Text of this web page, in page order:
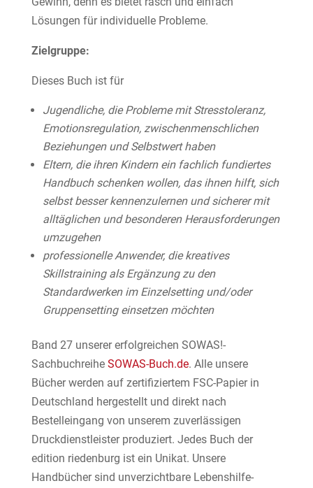
Lösungen für individuelle Probleme.
Zielgruppe:
Dieses Buch ist für
Jugendliche, die Probleme mit Stresstoleranz,
Emotionsregulation, zwischenmenschlichen
Beziehungen und Selbstwert haben
Eltern, die ihren Kindern ein fachlich fundiertes
Handbuch schenken wollen, das ihnen hilft, sich
selbst besser kennenzulernen und sicherer mit
alltäglichen und besonderen Herausforderungen
umzugehen
professionelle Anwender, die kreatives
Skillstraining als Ergänzung zu den
Standardwerken im Einzelsetting und/oder
Gruppensetting einsetzen möchten
Band 27 unserer erfolgreichen SOWAS!-
Sachbuchreihe SOWAS-Buch.de. Alle unsere
Bücher werden auf zertifiziertem FSC-Papier in
Deutschland hergestellt und direkt nach
Bestelleingang von unserem zuverlässigen
Druckdienstleister produziert. Jedes Buch der
edition riedenburg ist ein Unikat. Unsere
Handbücher sind unverzichtbare Lebenshilfe-